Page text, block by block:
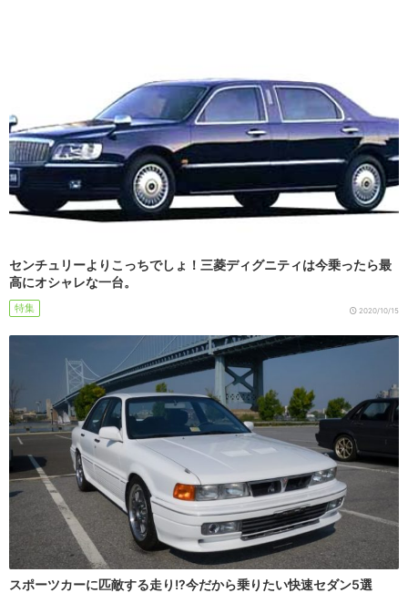
センチュリーよりこっちでしょ！三菱ディグニティは今乗ったら最
高にオシャレな一台。
特集 2020/10/15
スポーツカーに匹敵する走り!?今だから乗りたい快速セダン5選